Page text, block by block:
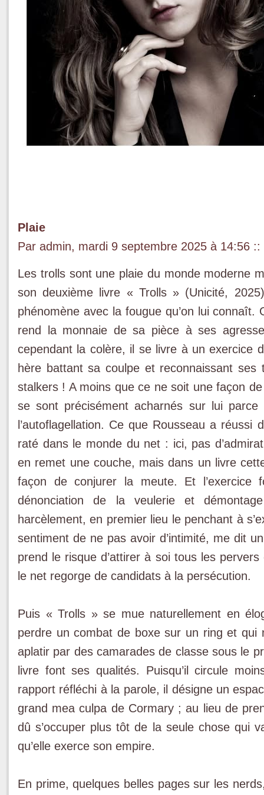
Plaie
Par admin, mardi 9 septembre 2025 à 14:56 ::
Les trolls sont une plaie du monde moderne
son deuxième livre « Trolls » (Unicité,
phénomène avec la fougue qu’on lui
rend la monnaie de sa pièce à ses
cependant la colère, il se livre à un exercice
hère battant sa coulpe et reconnaissant ses
stalkers ! A moins que ce ne soit une façon
se sont précisément acharnés sur lui
l’autoflagellation. Ce que Rousseau a réussi
raté dans le monde du net : ici, pas
en remet une couche, mais dans un livre
façon de conjurer la meute. Et
dénonciation de la veulerie et
harcèlement, en premier lieu le penchant à
sentiment de ne pas avoir d’intimité, me dit
prend le risque d’attirer à soi tous les
le net regorge de candidats à la persécution.
Puis « Trolls » se mue naturellement en
perdre un combat de boxe sur un ring et qui
aplatir par des camarades de classe sous le
livre font ses qualités. Puisqu’il circule
rapport réfléchi à la parole, il désigne un
grand mea culpa de Cormary ; au lieu de
dû s’occuper plus tôt de la seule chose qui
qu’elle exerce son empire.
En prime, quelques belles pages sur les